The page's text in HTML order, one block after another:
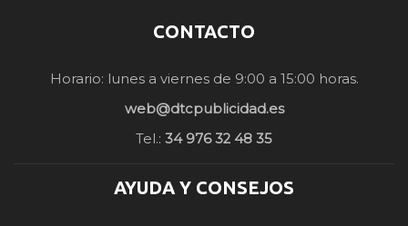
CONTACTO
Horario: lunes a viernes de 9:00 a 15:00 horas.
web@dtcpublicidad.es
Tel.: 34 976 32 48 35
AYUDA Y CONSEJOS